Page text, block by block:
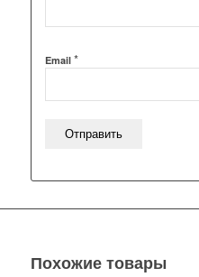
Email *
Похожие товары